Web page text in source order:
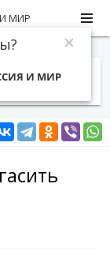
МИР
И МИР